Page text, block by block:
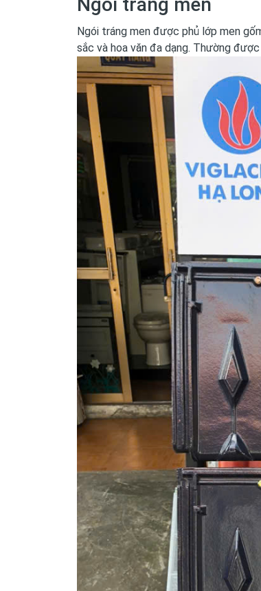
Ngói tráng men
Ngói tráng men được phủ lớp men
sắc và hoa văn đa dạng. Thường